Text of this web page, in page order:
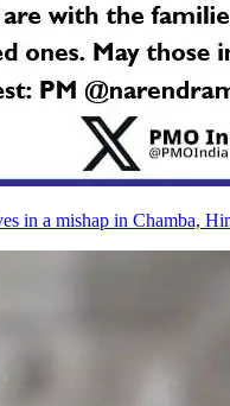
in a mishap in Chamba,